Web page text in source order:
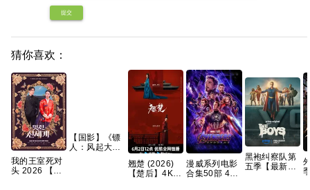
提交
猜你喜欢：
我的王室死对
头 2026 【更
【国影】《镖
人：风起大漠
【1080P&4K】翘楚‎ (2026)
【楚后】4K
漫威系列电影
合集50部 4K
黑袍纠察队第
五季【最新热